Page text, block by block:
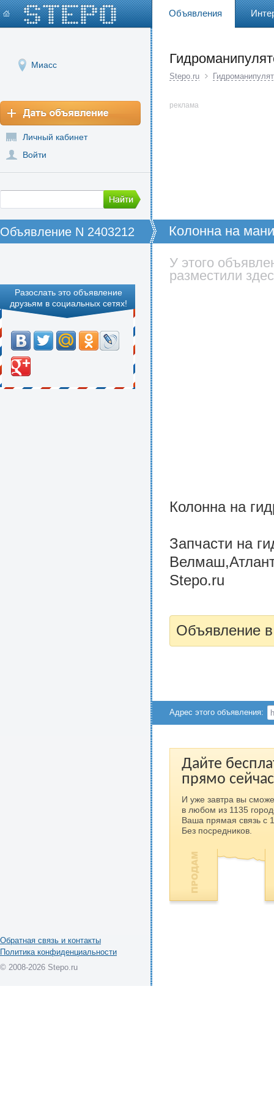
Объявления
Миасс
Личный кабинет
Войти
Stepo.ru
реклама
Объявление N 2403212 Колонна на
Разослать это объявление
друзьям в социальных сетях!
У этого
разместили
Колонна на
Запчасти на
Stepo.ru
Объявление
Адрес этого объявления:
Дайте
прямо
И уже завтра вы
в любом из 1135
Ваша прямая связь с
Без посредников.
Обратная связь и контакты
Политика конфиденциальности
© 2008-2026 Stepo.ru